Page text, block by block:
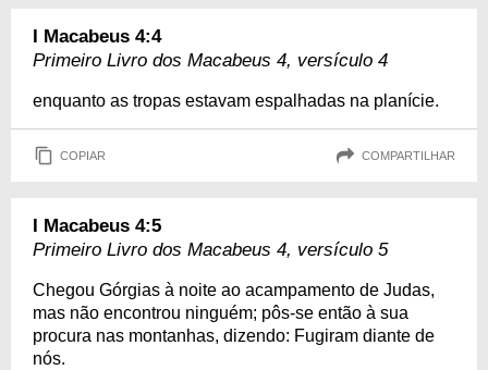
I Macabeus 4:4
Primeiro Livro dos Macabeus 4, versículo 4
enquanto as tropas estavam espalhadas na planície.
COPIAR COMPARTILHAR
I Macabeus 4:5
Primeiro Livro dos Macabeus 4, versículo 5
Chegou Górgias à noite ao acampamento de Judas,
mas não encontrou ninguém; pôs-se então à sua
procura nas montanhas, dizendo: Fugiram diante de
nós.